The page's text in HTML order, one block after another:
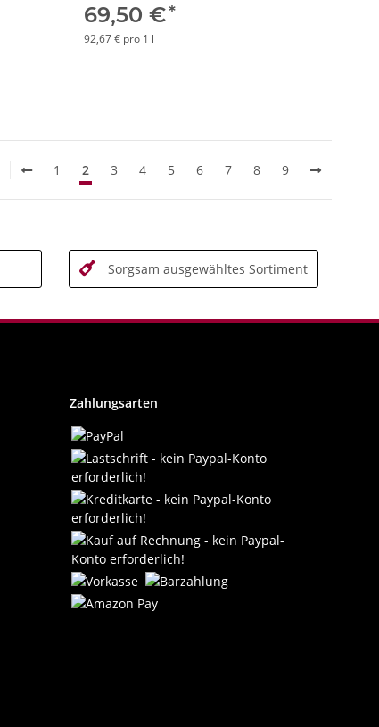
69,50 €*
92,67 € pro 1 l
1 2 3 4 5 6 7 8 9
Sorgsam ausgewähltes Sortiment
Zahlungsarten